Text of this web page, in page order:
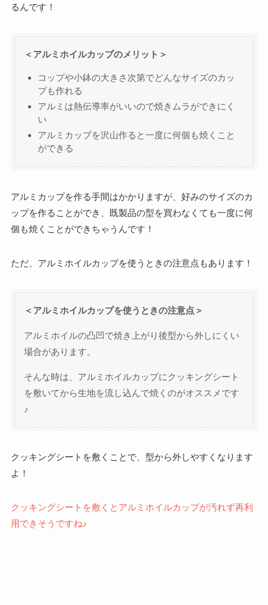
るんです！
＜アルミホイルカップのメリット＞
コップや小鉢の大きさ次第でどんなサイズのカッ
プも作れる
アルミは熱伝導率がいいので焼きムラができにく
い
アルミカップを沢山作ると一度に何個も焼くこと
ができる
アルミカップを作る手間はかかりますが、好みのサイズのカ
ップを作ることができ、既製品の型を買わなくても一度に何
個も焼くことができちゃうんです！
ただ、アルミホイルカップを使うときの注意点もあります！
＜アルミホイルカップを使うときの注意点＞
アルミホイルの凸凹で焼き上がり後型から外しにくい
場合があります。
そんな時は、アルミホイルカップにクッキングシート
を敷いてから生地を流し込んで焼くのがオススメです
♪
クッキングシートを敷くことで、型から外しやすくなります
よ！
クッキングシートを敷くとアルミホイルカップが汚れず再利
用できそうですね♪